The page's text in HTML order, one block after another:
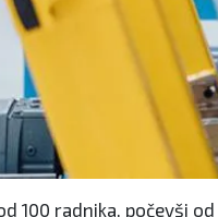
100 radnika, počevši